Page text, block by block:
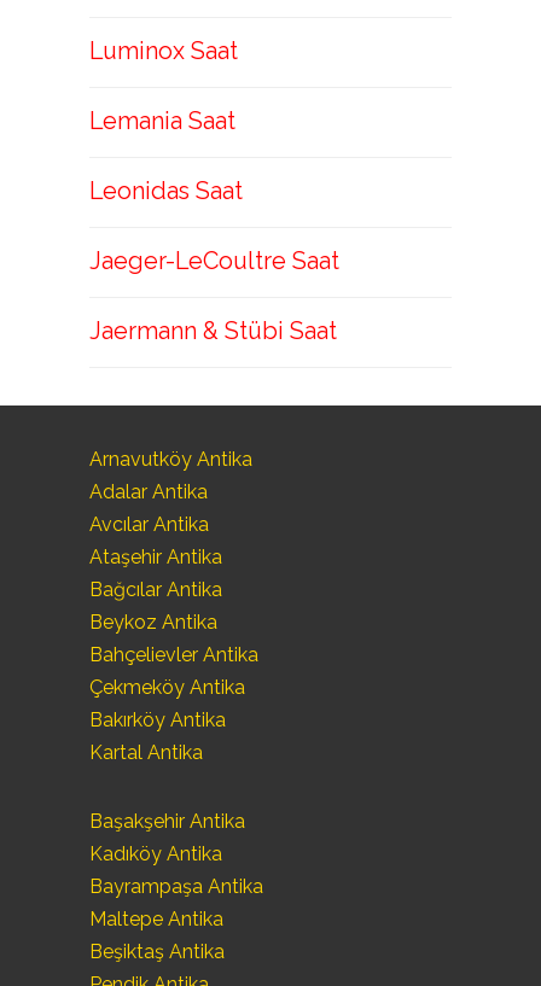
Luminox Saat
Lemania Saat
Leonidas Saat
Jaeger-LeCoultre Saat
Jaermann & Stübi Saat
Arnavutköy Antika
Adalar Antika
Avcılar Antika
Ataşehir Antika
Bağcılar Antika
Beykoz Antika
Bahçelievler Antika
Çekmeköy Antika
Bakırköy Antika
Kartal Antika
Başakşehir Antika
Kadıköy Antika
Bayrampaşa Antika
Maltepe Antika
Beşiktaş Antika